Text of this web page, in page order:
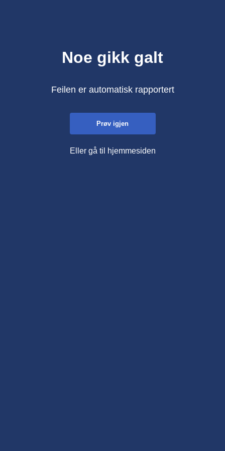
Noe gikk galt
Feilen er automatisk rapportert
Prøv igjen
Eller gå til hjemmesiden